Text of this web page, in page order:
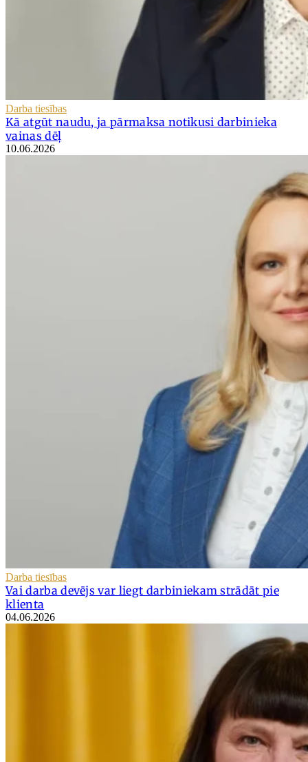
Darba tiesības
Kā atgūt naudu, ja pārmaksa notikusi darbinieka
vainas dēļ
10.06.2026
Darba tiesības
Vai darba devējs var liegt darbiniekam strādāt pie
klienta
04.06.2026